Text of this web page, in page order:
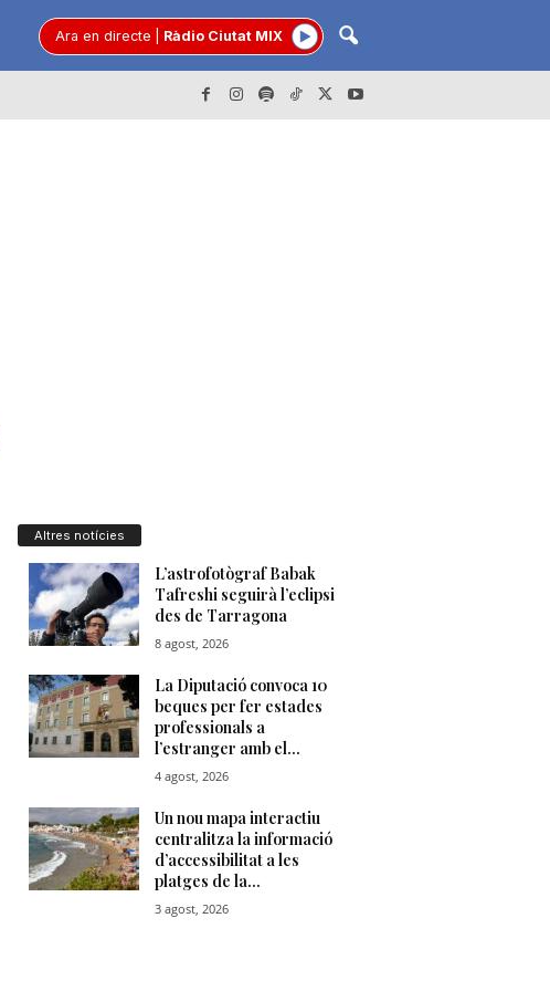
Ara en directe Ràdio Ciutat MIX
Altres notícies